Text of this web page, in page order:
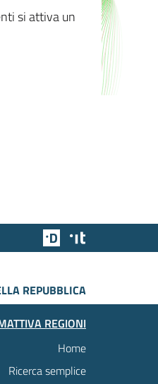
si attiva un
Team Digitale
REPUBBLICA
REGIONI
Home
Ricerca semplice